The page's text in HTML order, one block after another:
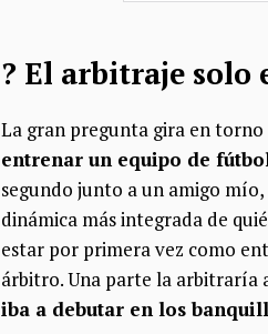
?​ El arbitraje solo
La gran pregunta gira en
entrenar un equipo de
segundo junto a un amigo
dinámica más integrada de
estar por primera vez como
árbitro. Una parte la arbitraría
iba a debutar en los